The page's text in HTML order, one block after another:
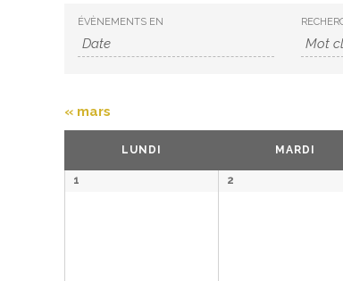
Recherche
et
de
vues
Évènements
Rechercher
Évènements
ÉVÈNEMENTS EN
« mars
Calendrier
de
Calendrier
LUNDI MARDI
1 2